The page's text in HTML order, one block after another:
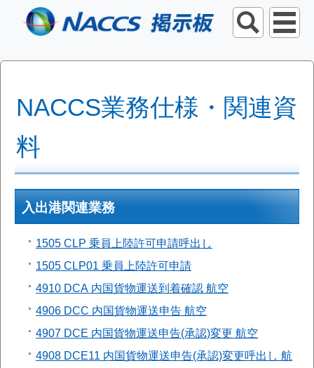
NACCS業務仕様・関連資
料
入出港関連業務
1505 CLP 乗員上陸許可申請呼出し
1505 CLP01 乗員上陸許可申請
4910 DCA 内国貨物運送到着確認 航空
4906 DCC 内国貨物運送申告 航空
4907 DCE 内国貨物運送申告(承認)変更 航空
4908 DCE11 内国貨物運送申告(承認)変更呼出し 航